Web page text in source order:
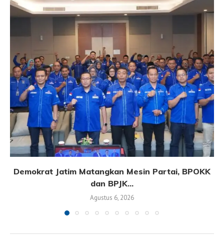
Demokrat Jatim Matangkan Mesin Partai, BPOKK
dan BPJK...
Agustus 6, 2026